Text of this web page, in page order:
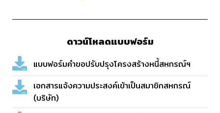
ดาวน์โหลดแบบฟอร์ม
แบบฟอร์มคำขอปรับปรุงโครงสร้างหนี้สหกรณ์ฯ
เอกสารแจ้งความประสงค์เข้าเป็นสมาชิกสหกรณ์
(บริษัท)